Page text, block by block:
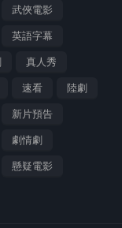
武俠電影
英語字幕
真人秀
速看 陸劇
新片預告
劇情劇
懸疑電影